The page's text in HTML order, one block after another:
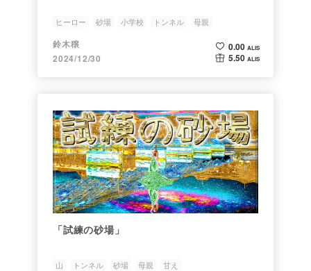
ヒーロー 砂場 小学校 トンネル 母親
鈴木穣
2024/12/30
0.00 ALIS
5.50 ALIS
「試練の砂場」
山 トンネル 砂場 母親 甘え